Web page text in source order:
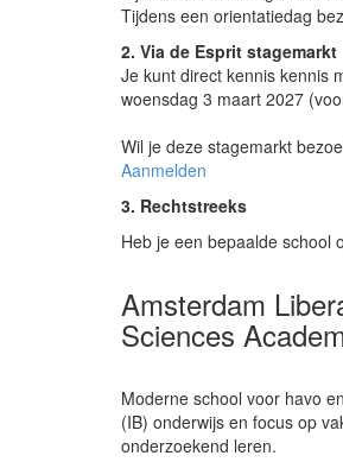
Tijdens een orientatiedag
2. Via de Esprit stagemarkt
Je kunt direct kennis kennis
woensdag 3 maart 2027
Wil je deze stagemarkt
Aanmelden
3. Rechtstreeks
Heb je een bepaalde school
Amsterdam
Sciences
Moderne school voor havo
(IB) onderwijs en focus op
onderzoekend leren.